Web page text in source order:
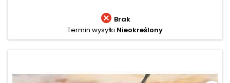
 Brak
Termin wysyłki Nieokreślony